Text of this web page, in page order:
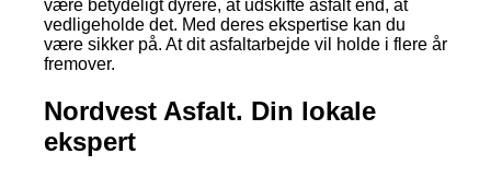
være betydeligt dyrere, at udskifte asfalt end, at
vedligeholde det. Med deres ekspertise kan du
være sikker på. At dit asfaltarbejde vil holde i flere år
fremover.
Nordvest Asfalt. Din lokale
ekspert